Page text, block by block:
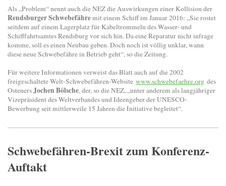
Als „Problem“ nennt auch die NEZ die Auswirkungen einer Kollision der
Rendsburger Schwebefähremit einem Schiff im Januar 2016: „Sie rostet
seitdem auf einem Lagerplatz für Kabeltrommeln des Wasser- und
Schifffahrtsamtes Rendsburg vor sich hin. Da eine Reparatur nicht infrage
komme, soll es einen Neubau geben. Doch noch ist völlig unklar, wann
diese neue Schwebefähre in Betrieb geht“, so die Zeitung.
Für weitere Informationen verweist das Blatt auch auf die 2002
freigeschaltete Welt-Schwebefähren-Website www.schwebefaehre.org des
OstenersJochen Bölsche, der, so die NEZ, „unter anderem als langjähriger
Vizepräsident des Weltverbandes und Ideengeber der UNESCO-
Bewerbung seit mittlerweile 15 Jahren die Initiative begleitet“.
Schwebefähren-Brexit zum Konferenz-
Auftakt